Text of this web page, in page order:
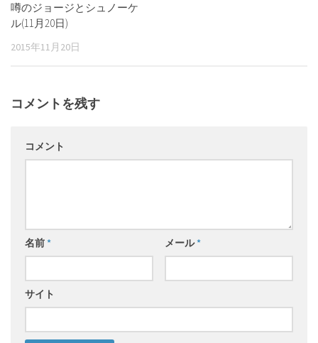
噂のジョージとシュノーケ
ル(11月20日)
2015年11月20日
コメントを残す
コメント
名前* メール*
サイト